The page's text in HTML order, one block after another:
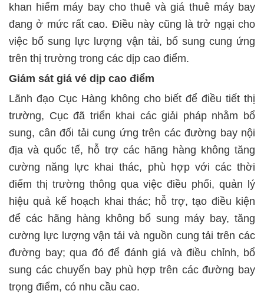
khan hiếm máy bay cho thuê và giá thuê máy bay
đang ở mức rất cao. Điều này cũng là trở ngại cho
việc bổ sung lực lượng vận tải, bổ sung cung ứng
trên thị trường trong các dịp cao điểm.
Giám sát giá vé dịp cao điểm
Lãnh đạo Cục Hàng không cho biết để điều tiết thị
trường, Cục đã triển khai các giải pháp nhằm bổ
sung, cân đối tải cung ứng trên các đường bay nội
địa và quốc tế, hỗ trợ các hãng hàng không tăng
cường năng lực khai thác, phù hợp với các thời
điểm thị trường thông qua việc điều phối, quản lý
hiệu quả kế hoạch khai thác; hỗ trợ, tạo điều kiện
để các hãng hàng không bổ sung máy bay, tăng
cường lực lượng vận tải và nguồn cung tải trên các
đường bay; qua đó để đánh giá và điều chỉnh, bổ
sung các chuyến bay phù hợp trên các đường bay
trọng điểm, có nhu cầu cao.